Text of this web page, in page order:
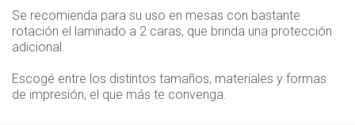
Se recomienda para su uso en mesas con bastante
rotación el laminado a 2 caras, que brinda una protección
adicional.
Escogé entre los distintos tamaños, materiales y formas
de impresión, el que más te convenga.